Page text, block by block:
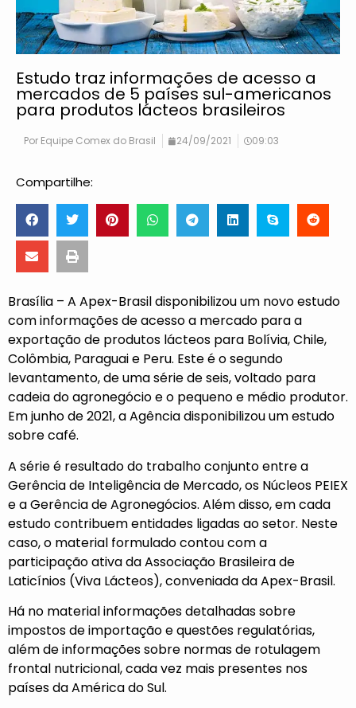
Estudo traz informações de acesso a
mercados de 5 países sul-americanos
para produtos lácteos brasileiros
Por Equipe Comex do Brasil 24/09/2021 09:03
Compartilhe:
Brasília – A Apex-Brasil disponibilizou um novo estudo
com informações de acesso a mercado para a
exportação de produtos lácteos para Bolívia, Chile,
Colômbia, Paraguai e Peru. Este é o segundo
levantamento, de uma série de seis, voltado para
cadeia do agronegócio e o pequeno e médio produtor.
Em junho de 2021, a Agência disponibilizou um estudo
sobre café.
A série é resultado do trabalho conjunto entre a
Gerência de Inteligência de Mercado, os Núcleos PEIEX
e a Gerência de Agronegócios. Além disso, em cada
estudo contribuem entidades ligadas ao setor. Neste
caso, o material formulado contou com a
participação ativa da Associação Brasileira de
Laticínios (Viva Lácteos), conveniada da Apex-Brasil.
Há no material informações detalhadas sobre
impostos de importação e questões regulatórias,
além de informações sobre normas de rotulagem
frontal nutricional, cada vez mais presentes nos
países da América do Sul.